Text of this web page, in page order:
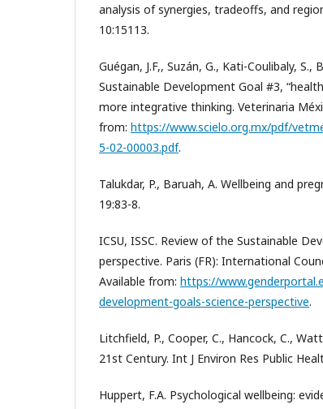
analysis of synergies, tradeoffs, and
10:15113.
Guégan, J.F,, Suzán, G., Kati-Coulibaly, S.,
Sustainable Development Goal #3,
more integrative thinking. Veterinaria
from: https://www.scielo.org.mx/pdf/
5-02-00003.pdf.
Talukdar, P., Baruah, A. Wellbeing and
19:83-8.
ICSU, ISSC. Review of the Sustainable
perspective. Paris (FR): International
Available from: https://
development-goals-science-perspective.
Litchfield, P., Cooper, C., Hancock, C.,
21st Century. Int J Environ Res Public
Huppert, F.A. Psychological wellbeing: